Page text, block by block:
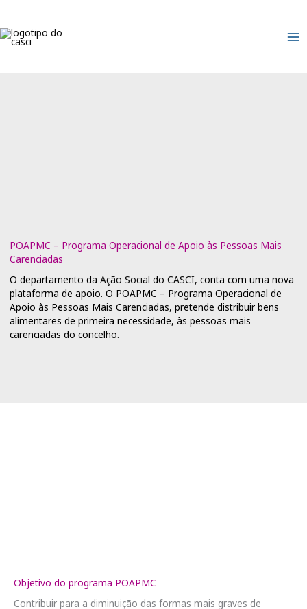
content
POAPMC – Programa Operacional de Apoio às Pessoas Mais
Carenciadas
O departamento da Ação Social do CASCI, conta com uma nova
plataforma de apoio. O POAPMC – Programa Operacional de
Apoio às Pessoas Mais Carenciadas, pretende distribuir bens
alimentares de primeira necessidade, às pessoas mais
carenciadas do concelho.
Objetivo do programa POAPMC
Contribuir para a diminuição das formas mais graves de